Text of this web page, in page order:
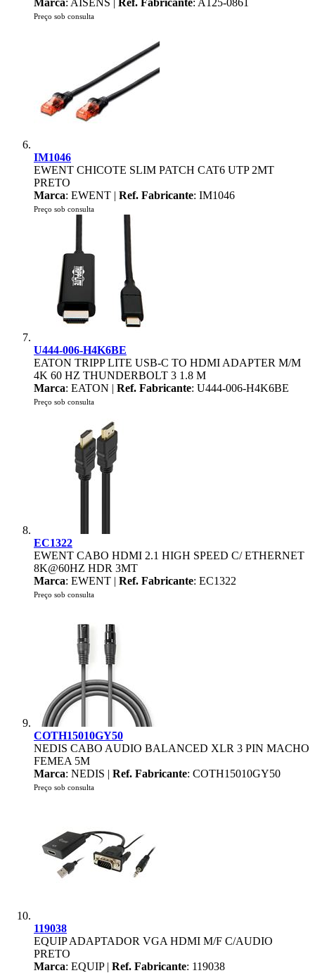
Marca: AISENS | Ref. Fabricante: A125-0861
Preço sob consulta
IM1046
EWENT CHICOTE SLIM PATCH CAT6 UTP 2MT
PRETO
Marca: EWENT | Ref. Fabricante: IM1046
Preço sob consulta
U444-006-H4K6BE
EATON TRIPP LITE USB-C TO HDMI ADAPTER M/M
4K 60 HZ THUNDERBOLT 3 1.8 M
Marca: EATON | Ref. Fabricante: U444-006-H4K6BE
Preço sob consulta
EC1322
EWENT CABO HDMI 2.1 HIGH SPEED C/ ETHERNET
8K@60HZ HDR 3MT
Marca: EWENT | Ref. Fabricante: EC1322
Preço sob consulta
COTH15010GY50
NEDIS CABO AUDIO BALANCED XLR 3 PIN MACHO
FEMEA 5M
Marca: NEDIS | Ref. Fabricante: COTH15010GY50
Preço sob consulta
119038
EQUIP ADAPTADOR VGA HDMI M/F C/AUDIO
PRETO
Marca: EQUIP | Ref. Fabricante: 119038